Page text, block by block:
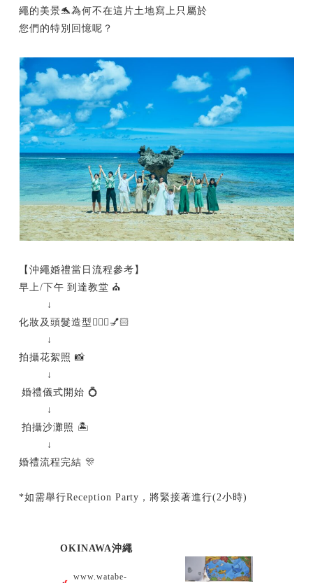
繩的美景🐬為何不在這片土地寫上只屬於
您們的特別回憶呢？
【沖繩婚禮當日流程參考】
早上/下午 到達教堂 ⛪️
↓
化妝及頭髮造型💆🏻‍♀️💅🏻
↓
拍攝花絮照 📸
↓
婚禮儀式開始 💍
↓
拍攝沙灘照 🏝️
↓
婚禮流程完結 🎊
*如需舉行Reception Party，將緊接著進行(2小時)
OKINAWA沖繩
www.watabe-